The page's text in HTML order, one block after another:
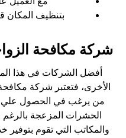
بتنظيف المكان
شركة مكافحة
أفضل الشركات في هذا
الأخرى، فتعتبر شركة
من يرغب في الحصول علي
الحشرات المزعجة
والمكاتب التي تقوم